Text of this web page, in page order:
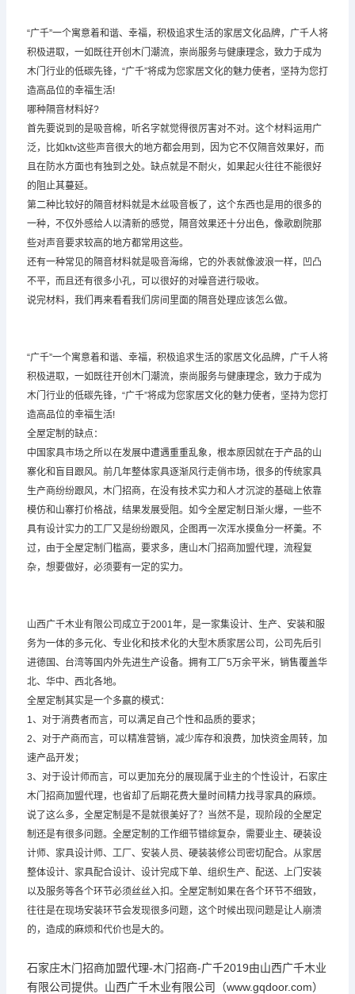
“广千”一个寓意着和谐、幸福，积极追求生活的家居文化品牌，广千人将
积极进取，一如既往开创木门潮流，崇尚服务与健康理念，致力于成为
木门行业的低碳先锋，“广千”将成为您家居文化的魅力使者，坚持为您打
造高品位的幸福生活!
哪种隔音材料好?
首先要说到的是吸音棉，听名字就觉得很厉害对不对。这个材料运用广
泛，比如ktv这些声音很大的地方都会用到，因为它不仅隔音效果好，而
且在防水方面也有独到之处。缺点就是不耐火，如果起火往往不能很好
的阻止其蔓延。
第二种比较好的隔音材料就是木丝吸音板了，这个东西也是用的很多的
一种，不仅外感给人以清新的感觉，隔音效果还十分出色，像歌剧院那
些对声音要求较高的地方都常用这些。
还有一种常见的隔音材料就是吸音海绵，它的外表就像波浪一样，凹凸
不平，而且还有很多小孔，可以很好的对噪音进行吸收。
说完材料，我们再来看看我们房间里面的隔音处理应该怎么做。
“广千”一个寓意着和谐、幸福，积极追求生活的家居文化品牌，广千人将
积极进取，一如既往开创木门潮流，崇尚服务与健康理念，致力于成为
木门行业的低碳先锋，“广千”将成为您家居文化的魅力使者，坚持为您打
造高品位的幸福生活!
全屋定制的缺点：
中国家具市场之所以在发展中遭遇重重乱象，根本原因就在于产品的山
寨化和盲目跟风。前几年整体家具逐渐风行走俏市场，很多的传统家具
生产商纷纷跟风，木门招商，在没有技术实力和人才沉淀的基础上依靠
模仿和山寨打价格战，结果发展受阻。如今全屋定制日渐火爆，一些不
具有设计实力的工厂又是纷纷跟风，企图再一次浑水摸鱼分一杯羹。不
过，由于全屋定制门槛高，要求多，唐山木门招商加盟代理，流程复
杂，想要做好，必须要有一定的实力。
山西广千木业有限公司成立于2001年，是一家集设计、生产、安装和服
务为一体的多元化、专业化和技术化的大型木质家居公司，公司先后引
进德国、台湾等国内外先进生产设备。拥有工厂5万余平米，销售覆盖华
北、华中、西北各地。
全屋定制其实是一个多赢的模式：
1、对于消费者而言，可以满足自己个性和品质的要求；
2、对于产商而言，可以精准营销，减少库存和浪费，加快资金周转，加
速产品开发；
3、对于设计师而言，可以更加充分的展现属于业主的个性设计，石家庄
木门招商加盟代理，也省却了后期花费大量时间精力找寻家具的麻烦。
说了这么多，全屋定制是不是就很美好了？当然不是，现阶段的全屋定
制还是有很多问题。全屋定制的工作细节错综复杂，需要业主、硬装设
计师、家具设计师、工厂、安装人员、硬装装修公司密切配合。从家居
整体设计、家具配合设计、设计完成下单、组织生产、配送、上门安装
以及服务等各个环节必须丝丝入扣。全屋定制如果在各个环节不细致，
往往是在现场安装环节会发现很多问题，这个时候出现问题是让人崩溃
的，造成的麻烦和代价也是大的。
石家庄木门招商加盟代理-木门招商-广千2019由山西广千木业
有限公司提供。山西广千木业有限公司（www.gqdoor.com）